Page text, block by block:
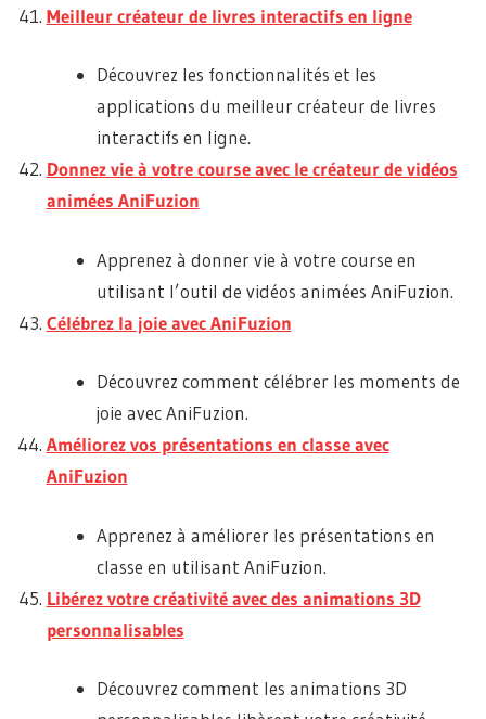
Meilleur créateur de livres interactifs en ligne
Découvrez les fonctionnalités et les
applications du meilleur créateur de livres
interactifs en ligne.
Donnez vie à votre course avec le créateur de vidéos
animées AniFuzion
Apprenez à donner vie à votre course en
utilisant l’outil de vidéos animées AniFuzion.
Célébrez la joie avec AniFuzion
Découvrez comment célébrer les moments de
joie avec AniFuzion.
Améliorez vos présentations en classe avec
AniFuzion
Apprenez à améliorer les présentations en
classe en utilisant AniFuzion.
Libérez votre créativité avec des animations 3D
personnalisables
Découvrez comment les animations 3D